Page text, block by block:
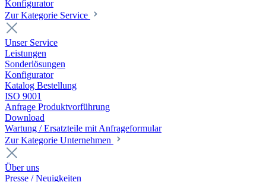
Konfigurator
Zur Kategorie Service
Unser Service
Leistungen
Sonderlösungen
Konfigurator
Katalog Bestellung
ISO 9001
Anfrage Produktvorführung
Download
Wartung / Ersatzteile mit Anfrageformular
Zur Kategorie Unternehmen
Über uns
Presse / Neuigkeiten